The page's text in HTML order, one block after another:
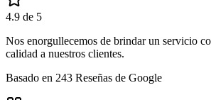
4.9 de 5
Nos enorgullecemos de brindar un servicio
calidad a nuestros clientes.
Basado en 243 Reseñas de Google